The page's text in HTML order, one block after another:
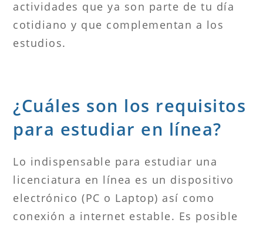
actividades que ya son parte de tu día
cotidiano y que complementan a los
estudios.
¿Cuáles son los requisitos
para estudiar en línea?
Lo indispensable para estudiar una
licenciatura en línea es un dispositivo
electrónico (PC o Laptop) así como
conexión a internet estable. Es posible